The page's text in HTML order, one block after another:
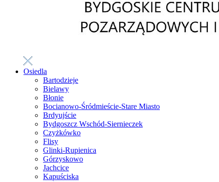
Osiedla
Bartodzieje
Bielawy
Błonie
Bocianowo-Śródmieście-Stare Miasto
Brdyujście
Bydgoszcz Wschód-Siernieczek
Czyżkówko
Flisy
Glinki-Rupienica
Górzyskowo
Jachcice
Kapuściska